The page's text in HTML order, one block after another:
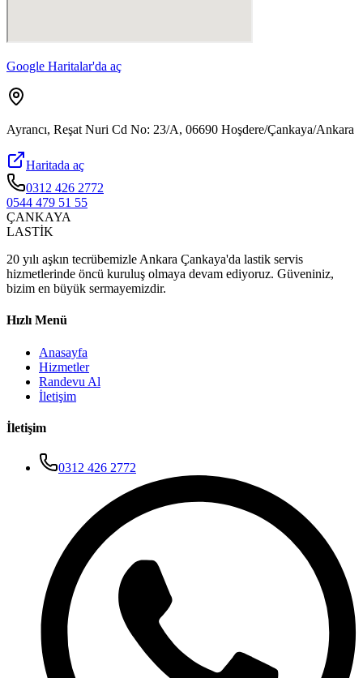
Google Haritalar'da aç
Ayrancı, Reşat Nuri Cd No: 23/A, 06690 Hoşdere/Çankaya/Ankara
Haritada aç
0312 426 2772
0544 479 51 55
ÇANKAYA
LASTİK
20 yılı aşkın tecrübemizle Ankara Çankaya'da lastik servis
hizmetlerinde öncü kuruluş olmaya devam ediyoruz. Güveniniz,
bizim en büyük sermayemizdir.
Hızlı Menü
Anasayfa
Hizmetler
Randevu Al
İletişim
İletişim
0312 426 2772